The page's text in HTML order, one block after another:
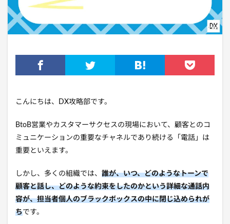
こんにちは、DX攻略部です。
BtoB営業やカスタマーサクセスの現場において、顧客とのコ
ミュニケーションの重要なチャネルであり続ける「電話」は
重要といえます。
しかし、多くの組織では、 誰が、いつ、どのようなトーンで
顧客と話し、どのような約束をしたのかという詳細な通話内
容が、担当者個人のブラックボックスの中に閉じ込められが
ちです。